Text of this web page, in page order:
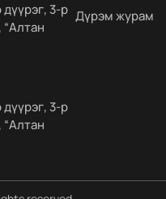
3-р
3-р
Дүрэм журам